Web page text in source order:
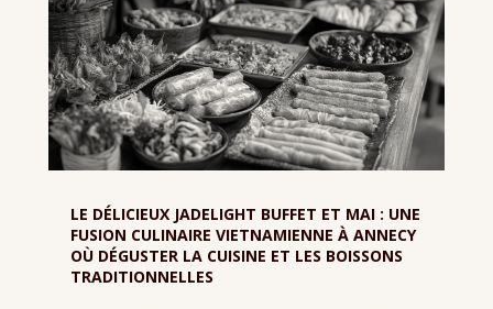
LE DÉLICIEUX JADELIGHT BUFFET ET MAI : UNE
FUSION CULINAIRE VIETNAMIENNE À ANNECY
OÙ DÉGUSTER LA CUISINE ET LES BOISSONS
TRADITIONNELLES